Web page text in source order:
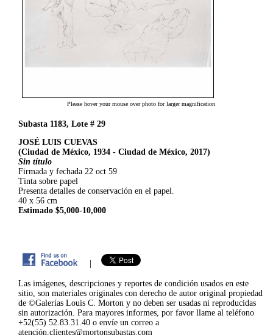
Please hover your mouse over photo for larger magnification
Subasta 1183, Lote # 29
JOSÉ LUIS CUEVAS
(Ciudad de México, 1934 - Ciudad de México, 2017)
Sin título
Firmada y fechada 22 oct 59
Tinta sobre papel
Presenta detalles de conservación en el papel.
40 x 56 cm
Estimado $5,000-10,000
|
Las imágenes, descripciones y reportes de condición usados en este
sitio, son materiales originales con derecho de autor original propiedad
de ©Galerías Louis C. Morton y no deben ser usadas ni reproducidas
sin autorización. Para mayores informes, por favor llame al teléfono
+52(55) 52.83.31.40 o envíe un correo a
atención.clientes@mortonsubastas.com